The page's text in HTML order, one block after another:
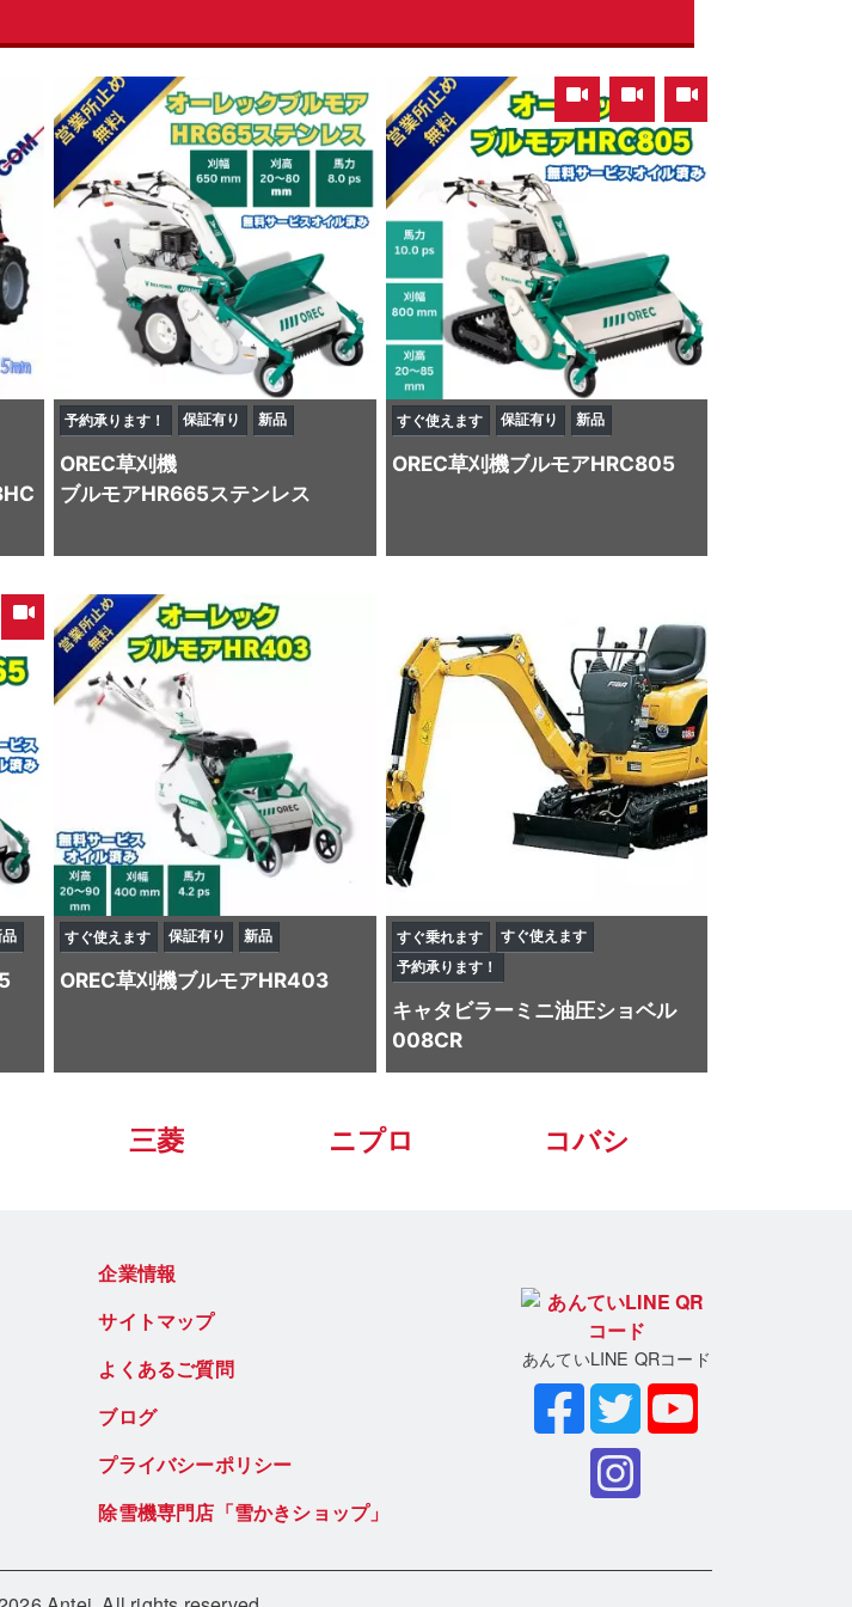
予約承ります！ 保証有り 新品
OREC草刈機
ブルモアHR665ステンレス
,
すぐ使えます 保証有り 新品
OREC草刈機ブルモアHRC805
すぐ使えます 保証有り 新品
OREC草刈機ブルモアHR403
すぐ乗れます
すぐ使えます
予約承ります！
キャタビラーミニ油圧ショベル
008CR
三菱 ニプロ コバシ
企業情報
サイトマップ
よくあるご質問
ブログ
プライバシーポリシー
除雪機専門店「雪かきショップ」
あんていLINE QRコード